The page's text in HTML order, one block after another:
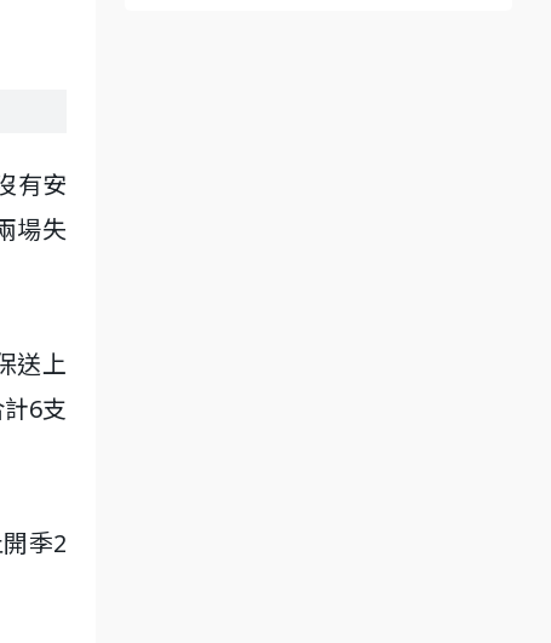
有安
場失
送上
6支
季2